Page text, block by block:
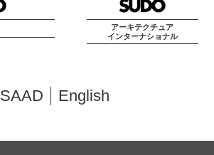
アーキテクチュア
インターナショナル
SAAD English